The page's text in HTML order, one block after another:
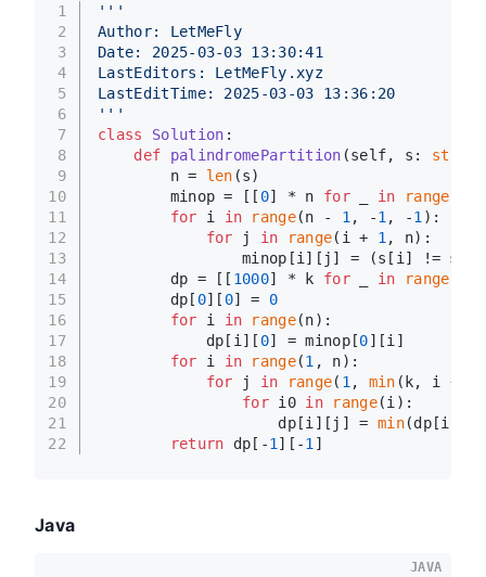
1
2
3
4
5
6
7
8
9
10
11
12
13
14
15
16
17
18
19
20
21
22
'''
Author: LetMeFly
Date: 2025-03-03 13:30:41
LastEditors: LetMeFly.xyz
LastEditTime: 2025-03-03 13:36:20
'''
class
Solution :
def
palindromePartition (self, s: str
        n =
len (s)
        minop = [[
0] * n for _ in range
for i in range(n - 1 , -1 , -1 ):
for j in range(i + 1 , n):
minop[i][j] = (s[i] !=
        dp = [[
1000] * k for _ in range
        dp[
0][ 0] = 0
for i in range(n):
            dp[i][
0] = minop[0][i]
for i in range(1 , n):
for j in range( 1 , min (k, i +
for i0 in range(i):
                    dp[i][j] =
min
return dp[-1 ][-1 ]
Java
JAVA